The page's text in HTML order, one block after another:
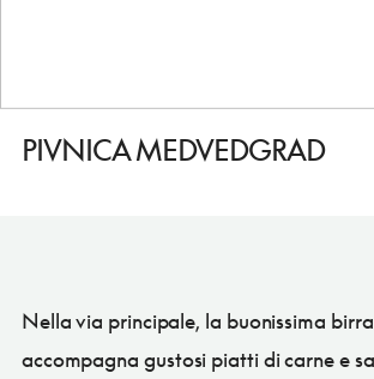
PIVNICA MEDVEDGRAD
Nella via principale, la buonissima
accompagna gustosi piatti di carne e